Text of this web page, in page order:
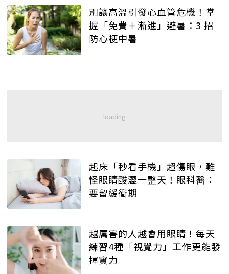
別讓高溫引發心血管危機！掌
握「免費＋漸進」避暑：3 招
防心梗中暑
起床「秒看手機」超傷眼，難
怪眼睛酸澀一整天！眼科醫：
要留緩衝期
越厲害的人越會用眼睛！每天
練習4種「視覺力」工作更能發
揮實力